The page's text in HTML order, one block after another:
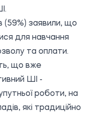
(59%) заявили, що
для навчання
та оплати.
що вже
ШІ -
роботи, на
які традиційно